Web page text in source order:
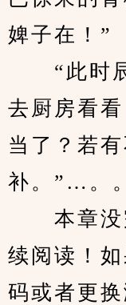
婢子在！”
“此时辰
去厨房看
当了？若
补。”…。。
本章没
续阅读！
码或者更换